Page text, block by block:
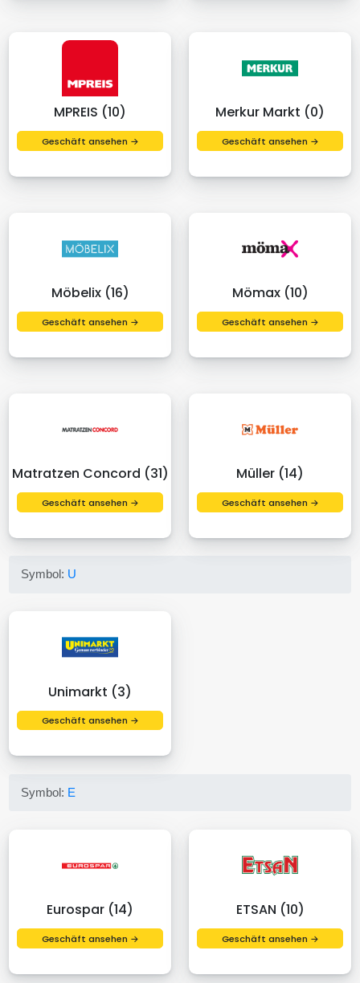
MPREIS (10)
Geschäft ansehen →
Merkur Markt (0)
Geschäft ansehen →
Möbelix (16)
Geschäft ansehen →
Mömax (10)
Geschäft ansehen →
Matratzen Concord (31)
Geschäft ansehen →
Müller (14)
Geschäft ansehen →
Symbol: U
Unimarkt (3)
Geschäft ansehen →
Symbol: E
Eurospar (14)
Geschäft ansehen →
ETSAN (10)
Geschäft ansehen →